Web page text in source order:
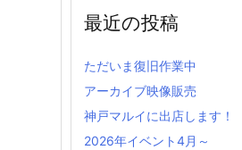
最近の投稿
ただいま復旧作業中
アーカイブ映像販売
神戸マルイに出店します！
2026年イベント4月～